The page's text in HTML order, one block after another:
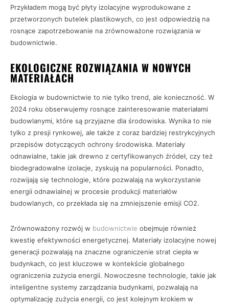
Przykładem mogą być płyty izolacyjne wyprodukowane z
przetworzonych butelek plastikowych, co jest odpowiedzią na
rosnące zapotrzebowanie na zrównoważone rozwiązania w
budownictwie.
EKOLOGICZNE ROZWIĄZANIA W NOWYCH
MATERIAŁACH
Ekologia w budownictwie to nie tylko trend, ale konieczność. W
2024 roku obserwujemy rosnące zainteresowanie materiałami
budowlanymi, które są przyjazne dla środowiska. Wynika to nie
tylko z presji rynkowej, ale także z coraz bardziej restrykcyjnych
przepisów dotyczących ochrony środowiska. Materiały
odnawialne, takie jak drewno z certyfikowanych źródeł, czy też
biodegradowalne izolacje, zyskują na popularności. Ponadto,
rozwijają się technologie, które pozwalają na wykorzystanie
energii odnawialnej w procesie produkcji materiałów
budowlanych, co przekłada się na zmniejszenie emisji CO2.
Zrównoważony rozwój w budownictwie obejmuje również
kwestię efektywności energetycznej. Materiały izolacyjne nowej
generacji pozwalają na znaczne ograniczenie strat ciepła w
budynkach, co jest kluczowe w kontekście globalnego
ograniczenia zużycia energii. Nowoczesne technologie, takie jak
inteligentne systemy zarządzania budynkami, pozwalają na
optymalizację zużycia energii, co jest kolejnym krokiem w